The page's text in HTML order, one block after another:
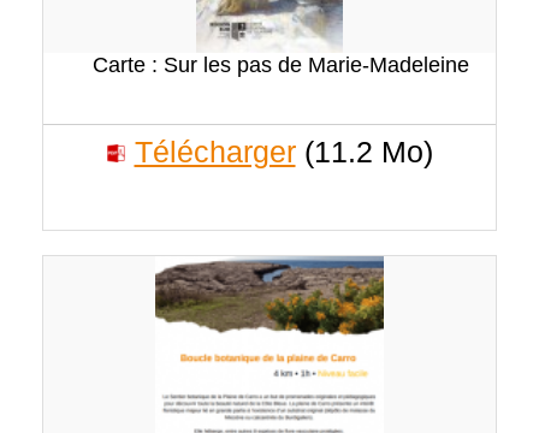
Carte : Sur les pas de Marie-Madeleine
Télécharger (11.2 Mo)